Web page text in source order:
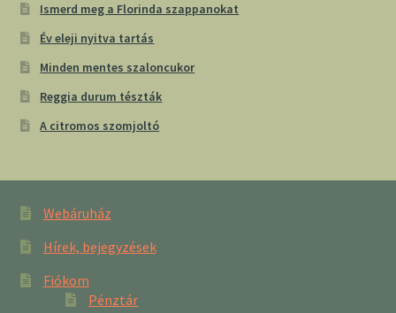
Ismerd meg a Florinda szappanokat
Év eleji nyitva tartás
Minden mentes szaloncukor
Reggia durum tészták
A citromos szomjoltó
Webáruház
Hírek, bejegyzések
Fiókom
Pénztár